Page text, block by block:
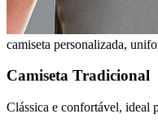
camiseta personalizada,
Camiseta Tradicional
Clássica e confortável, ideal